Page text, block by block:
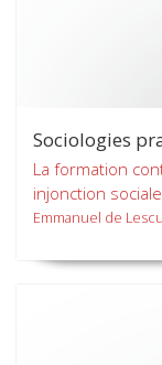
Sociologies
La formation
injonction sociale
Emmanuel de